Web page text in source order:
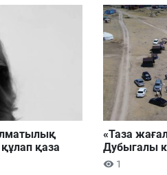
қаза
«Таза
Дубыгалы
1